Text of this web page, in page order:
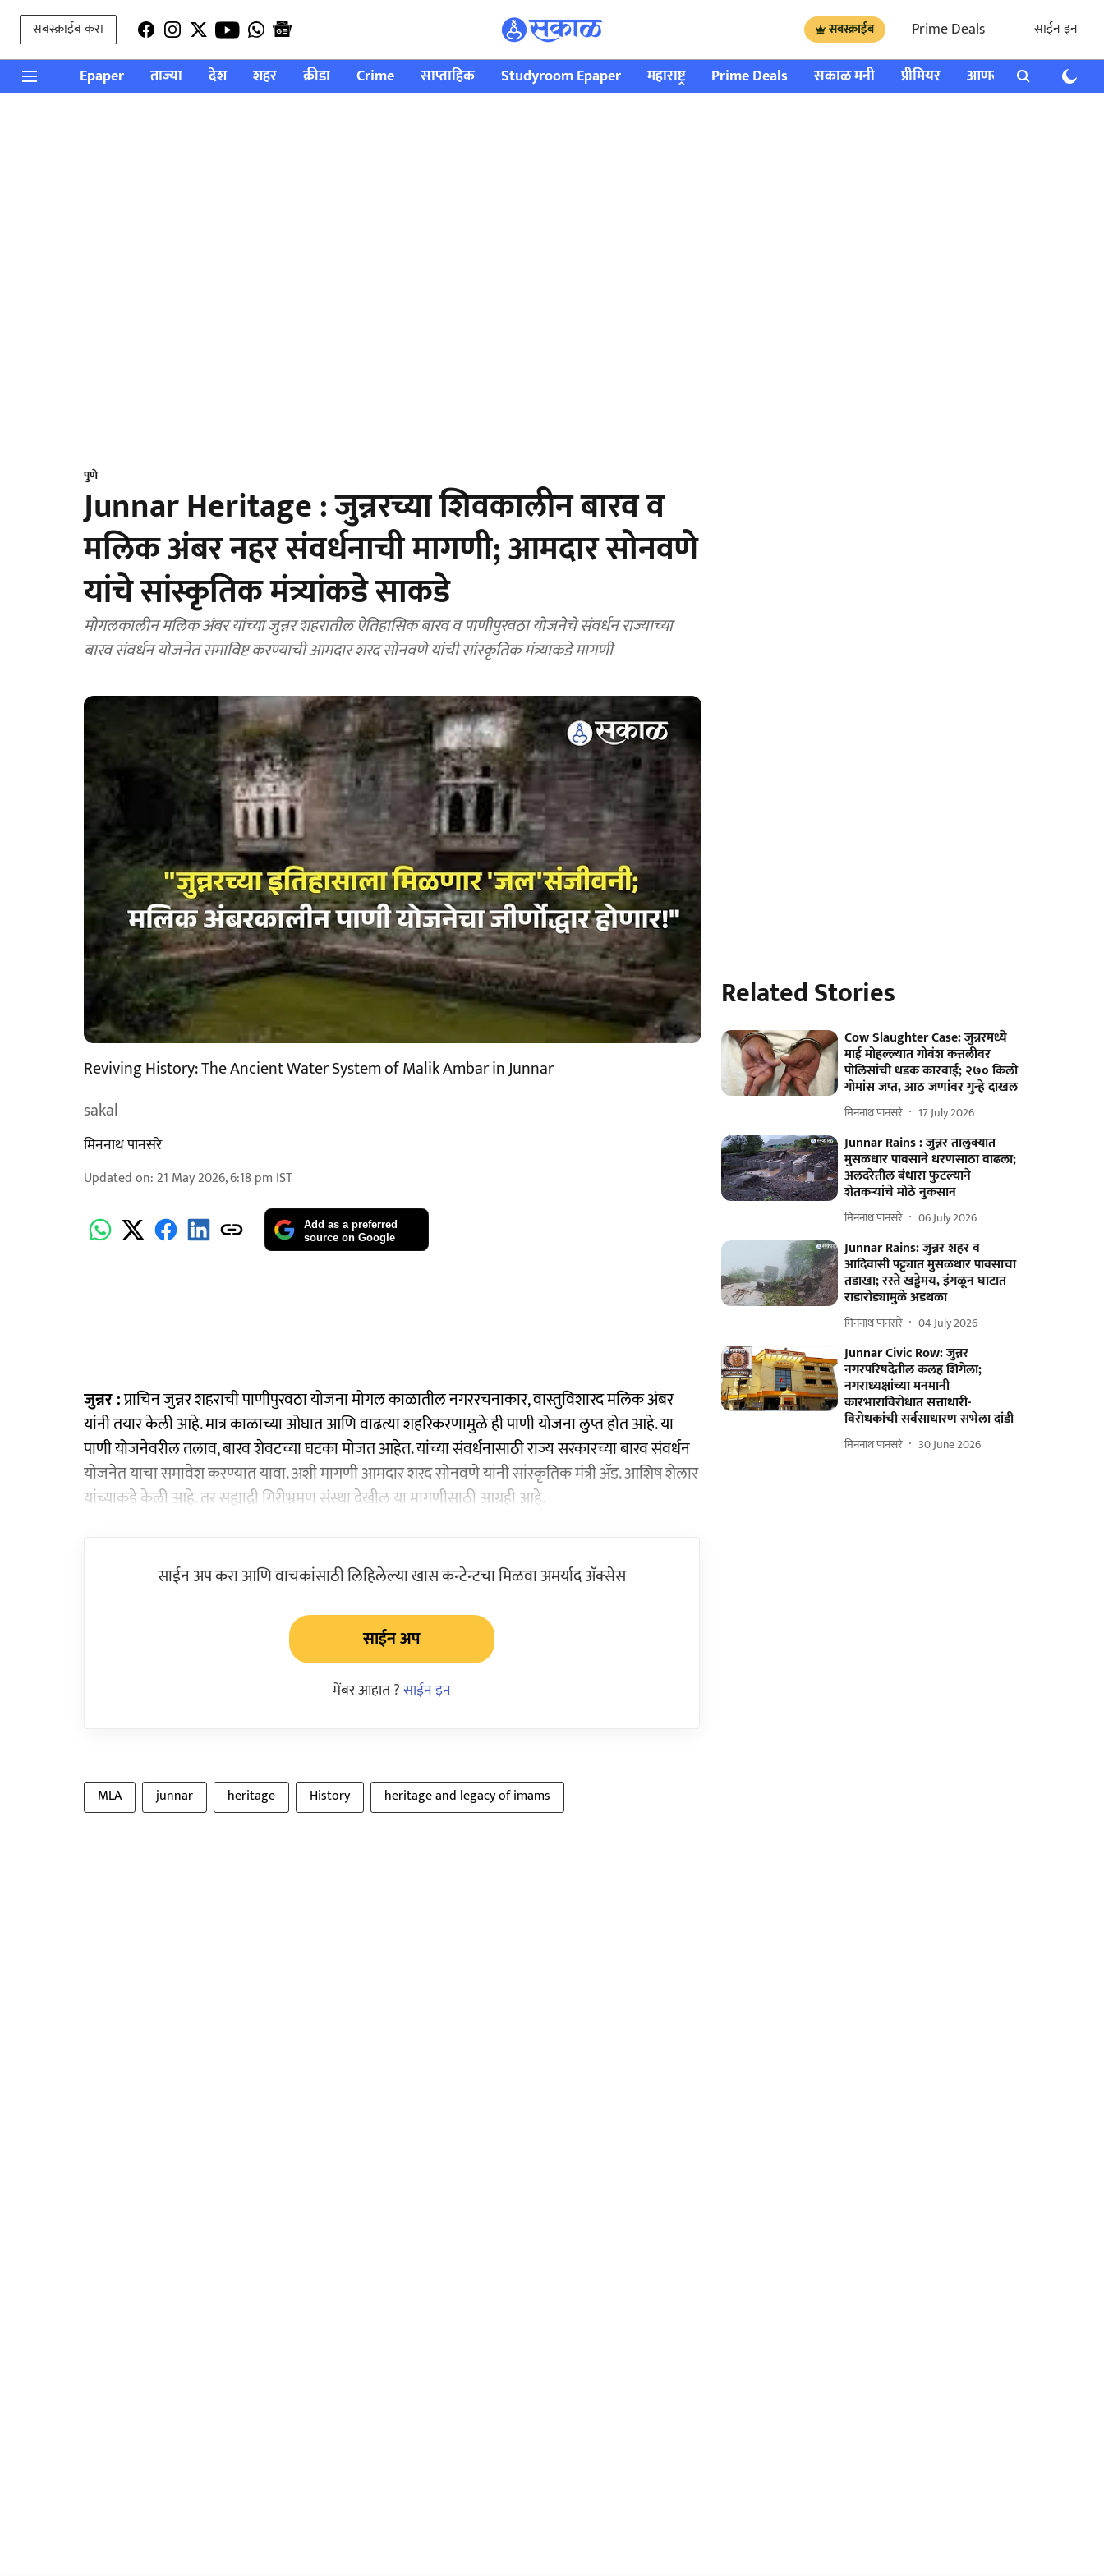
सबस्क्राईब करा सबस्क्राईब Prime Deals साईन इन
Epaper ताज्या देश शहर क्रीडा Crime साप्ताहिक Studyroom Epaper महाराष्ट्र Prime Deals सकाळ मनी प्रीमियर आणखी राशी भविष्य
पुणे
Junnar Heritage : जुन्नरच्या शिवकालीन बारव व
मलिक अंबर नहर संवर्धनाची मागणी; आमदार सोनवणे
यांचे सांस्कृतिक मंत्र्यांकडे साकडे
मोगलकालीन मलिक अंबर यांच्या जुन्नर शहरातील ऐतिहासिक बारव व पाणीपुरवठा योजनेचे संवर्धन राज्याच्या
बारव संवर्धन योजनेत समाविष्ट करण्याची आमदार शरद सोनवणे यांची सांस्कृतिक मंत्र्याकडे मागणी
Reviving History: The Ancient Water System of Malik Ambar in Junnar
sakal
मिननाथ पानसरे
Updated on: 21 May 2026, 6:18 pm IST
Add as a preferred
source on Google
जुन्नर :प्राचिन जुन्नर शहराची पाणीपुरवठा योजना मोगल काळातील नगररचनाकार, वास्तुविशारद मलिक अंबर
यांनी तयार केली आहे. मात्र काळाच्या ओघात आणि वाढत्या शहरिकरणामुळे ही पाणी योजना लुप्त होत आहे. या
पाणी योजनेवरील तलाव, बारव शेवटच्या घटका मोजत आहेत. यांच्या संवर्धनासाठी राज्य सरकारच्या बारव संवर्धन
योजनेत याचा समावेश करण्यात यावा. अशी मागणी आमदार शरद सोनवणे यांनी सांस्कृतिक मंत्री ॲड. आशिष शेलार
यांच्याकडे केली आहे. तर सह्याद्री गिरीभ्रमण संस्था देखील या मागणीसाठी आग्रही आहे.
साईन अप करा आणि वाचकांसाठी लिहिलेल्या खास कन्टेन्टचा मिळवा अमर्याद ॲक्सेस
साईन अप
मेंबर आहात ?साईन इन
MLA junnar heritage History heritage and legacy of imams
Related Stories
Cow Slaughter Case: जुन्नरमध्ये
माई मोहल्ल्यात गोवंश कत्तलीवर
पोलिसांची धडक कारवाई; २७० किलो
गोमांस जप्त, आठ जणांवर गुन्हे दाखल
मिननाथ पानसरे 17 July 2026
Junnar Rains : जुन्नर तालुक्यात
मुसळधार पावसाने धरणसाठा वाढला;
अलदरेतील बंधारा फुटल्याने
शेतकऱ्यांचे मोठे नुकसान
मिननाथ पानसरे 06 July 2026
Junnar Rains: जुन्नर शहर व
आदिवासी पट्ट्यात मुसळधार पावसाचा
तडाखा; रस्ते खड्डेमय, इंगळून घाटात
राडारोड्यामुळे अडथळा
मिननाथ पानसरे 04 July 2026
Junnar Civic Row: जुन्नर
नगरपरिषदेतील कलह शिगेला;
नगराध्यक्षांच्या मनमानी
कारभाराविरोधात सत्ताधारी-
विरोधकांची सर्वसाधारण सभेला दांडी
मिननाथ पानसरे 30 June 2026